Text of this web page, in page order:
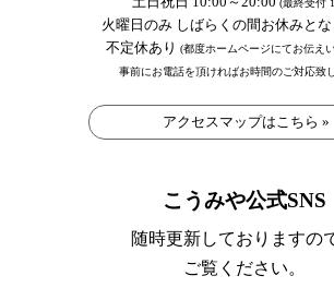
(最終受付
火曜日のみ しばらくの間お休みとな
不定休あり (都度ホームページにてお伝え
事前にお電話を頂ければお時間のご対応致
アクセスマップはこちら »
こうみや公式SNS
随時更新しておりますの
ご覧ください。